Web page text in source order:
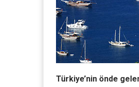
Türkiye’nin önde